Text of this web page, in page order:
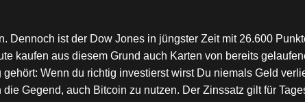
Dennoch ist der Dow Jones in jüngster Zeit mit 26.600
kaufen aus diesem Grund auch Karten von bereits
Wenn du richtig investierst wirst Du niemals Geld
Gegend, auch Bitcoin zu nutzen. Der Zinssatz gilt für